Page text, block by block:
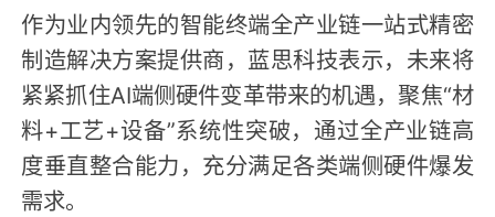
作为业内领先的智能终端全产业链一站式精密
制造解决方案提供商，蓝思科技表示，未来将
紧紧抓住AI端侧硬件变革带来的机遇，聚焦“材
料+工艺+设备”系统性突破，通过全产业链高
度垂直整合能力，充分满足各类端侧硬件爆发
需求。